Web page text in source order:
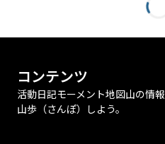
コンテンツ
活動日記モーメント地図山の情報
山歩（さんぽ）しよう。